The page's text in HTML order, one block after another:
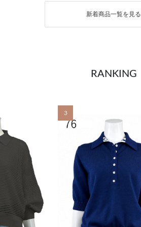
新着商品一覧を見る
RANKING
3